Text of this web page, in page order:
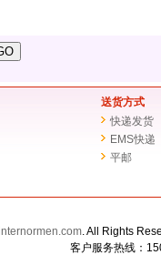
送货方式
快递发货
EMS快递
平邮
. All Rights
客户服务热线：